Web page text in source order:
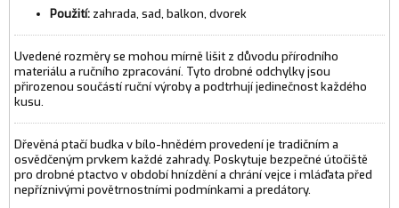
Použití: zahrada, sad, balkon, dvorek
Uvedené rozměry se mohou mírně lišit z důvodu přírodního
materiálu a ručního zpracování. Tyto drobné odchylky jsou
přirozenou součástí ruční výroby a podtrhují jedinečnost každého
kusu.
Dřevěná ptačí budka v bílo-hnědém provedení je tradičním a
osvědčeným prvkem každé zahrady. Poskytuje bezpečné útočiště
pro drobné ptactvo v období hnízdění a chrání vejce i mláďata před
nepříznivými povětrnostními podmínkami a predátory.